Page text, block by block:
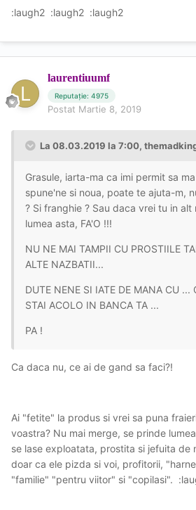
:laugh2 :laugh2 :laugh2
laurentiuumf
Reputație: 4975
Postat Martie 8, 2019
La 08.03.2019 la 7:00,
Grasule, iarta-ma ca imi permit sa
spune'ne si noua, poate te ajuta-m,
? Si franghie ? Sau daca vrei tu in
lumea asta, FA'O !!!
NU NE MAI TAMPII CU PROSTIILE
ALTE NAZBATII...
DUTE NENE SI IATE DE MANA CU ...
STAI ACOLO IN BANCA TA ...
PA !
Ca daca nu, ce ai de gand sa faci?!
Ai "fetite" la produs si vrei sa puna
voastra? Nu mai merge, se prinde
se lase exploatata, prostita si jefuita de
doar ca ele pizda si voi, profitorii,
"familie" "pentru viitor" si "copilasi".